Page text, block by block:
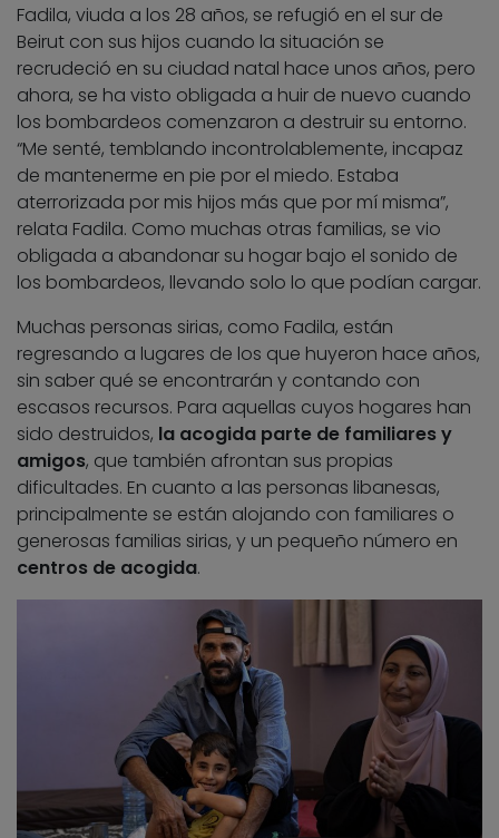
Fadila, viuda a los 28 años, se refugió en el sur de
Beirut con sus hijos cuando la situación se
recrudeció en su ciudad natal hace unos años, pero
ahora, se ha visto obligada a huir de nuevo cuando
los bombardeos comenzaron a destruir su entorno.
“Me senté, temblando incontrolablemente, incapaz
de mantenerme en pie por el miedo. Estaba
aterrorizada por mis hijos más que por mí misma”,
relata Fadila. Como muchas otras familias, se vio
obligada a abandonar su hogar bajo el sonido de
los bombardeos, llevando solo lo que podían cargar.
Muchas personas sirias, como Fadila, están
regresando a lugares de los que huyeron hace años,
sin saber qué se encontrarán y contando con
escasos recursos. Para aquellas cuyos hogares han
sido destruidos, la acogida parte de familiares y
amigos, que también afrontan sus propias
dificultades. En cuanto a las personas libanesas,
principalmente se están alojando con familiares o
generosas familias sirias, y un pequeño número en
centros de acogida.